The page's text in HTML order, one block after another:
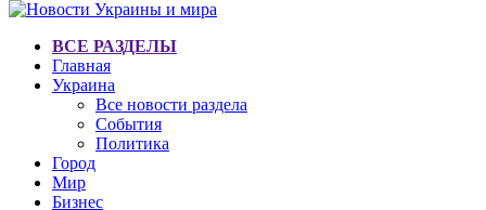
ВСЕ РАЗДЕЛЫ
Главная
Украина
Все новости раздела
События
Политика
Город
Мир
Бизнес